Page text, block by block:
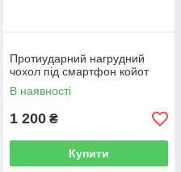
Протиударний нагрудний
чохол під смартфон койот
В наявності
1 200 ₴
Купити